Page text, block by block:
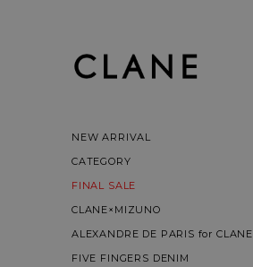
NEW ARRIVAL
CATEGORY
FINAL SALE
CLANE×MIZUNO
ALEXANDRE DE PARIS for CLANE
FIVE FINGERS DENIM